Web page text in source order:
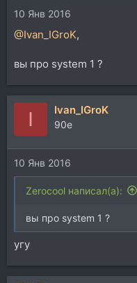
10 Янв 2016
@Ivan_IGroK,
вы про system 1 ?
I Ivan_IGroK
90e
10 Янв 2016
Zerocool написал(а):
вы про system 1 ?
угу